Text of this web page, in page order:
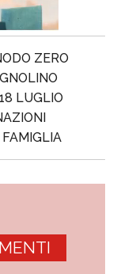
ZERO
LUGLIO
FAMIGLIA